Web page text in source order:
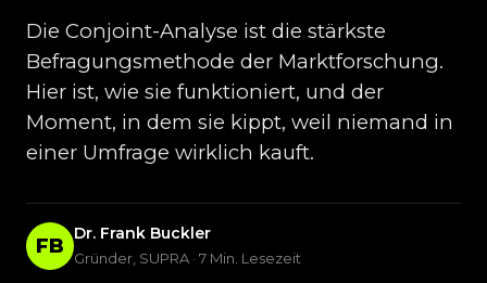
Die Conjoint-Analyse ist die stärkste
Befragungsmethode der Marktforschung.
Hier ist, wie sie funktioniert, und der
Moment, in dem sie kippt, weil niemand in
einer Umfrage wirklich kauft.
FB
Dr. Frank Buckler
Gründer, SUPRA · 7 Min. Lesezeit